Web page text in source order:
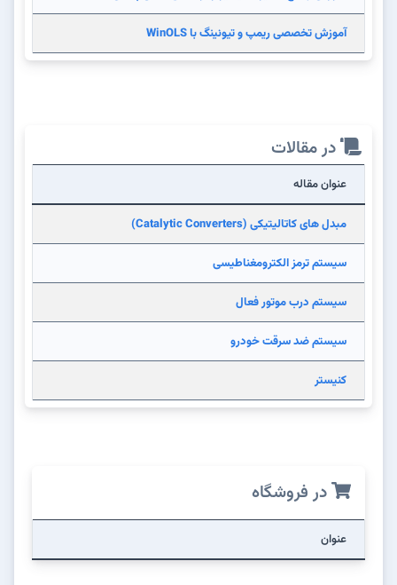
آموزش تخصصی ریمپ و تیونینگ با WinOLS
در مقالات
عنوان مقاله
مبدل های کاتالیتیکی (Catalytic Converters)
سیستم ترمز الکترومغناطیسی
سیستم درب موتور فعال
سیستم ضد سرقت خودرو
کنیستر
در فروشگاه
عنوان